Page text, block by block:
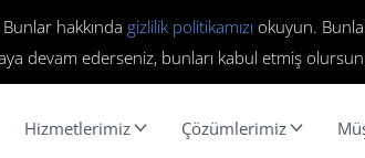
hakkında gizlilik politikamızı okuyun.
devam ederseniz, bunları kabul etmiş
Hizmetlerimiz Çözümlerimiz